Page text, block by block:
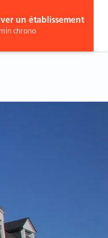
un établissement
chrono